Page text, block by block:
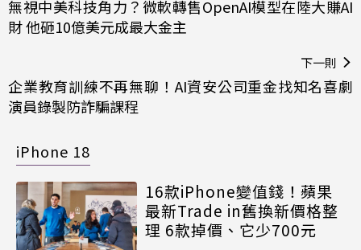
無視中美科技角力？微軟轉售OpenAI模型在陸大賺AI
財 他砸10億美元成最大金主
下一則
企業教育訓練不再無聊！AI資安公司重金找知名喜劇
演員錄製防詐騙課程
iPhone 18
16款iPhone變值錢！蘋果
最新Trade in舊換新價格整
理 6款掉價、它少700元